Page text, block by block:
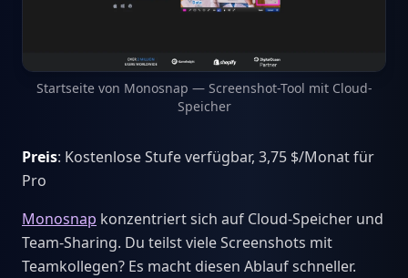
Startseite von Monosnap — Screenshot-Tool mit Cloud-
Speicher
Preis: Kostenlose Stufe verfügbar, 3,75 $/Monat für
Pro
Monosnap konzentriert sich auf Cloud-Speicher und
Team-Sharing. Du teilst viele Screenshots mit
Teamkollegen? Es macht diesen Ablauf schneller.